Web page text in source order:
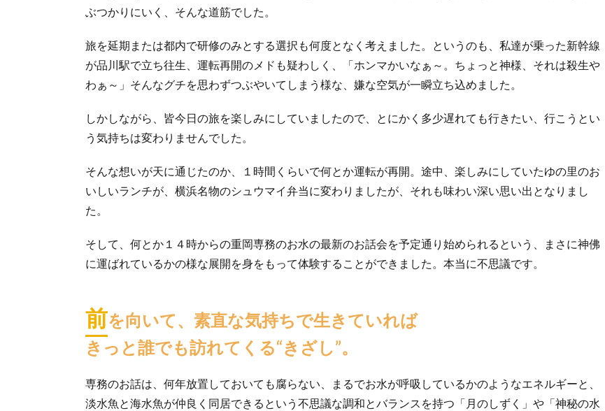
ぶつかりにいく、そんな道筋でした。
旅を延期または都内で研修のみとする選択も何度となく考えました。というのも、私達が乗った新幹線
が品川駅で立ち往生、運転再開のメドも疑わしく、「ホンマかいなぁ～。ちょっと神様、それは殺生や
わぁ～」そんなグチを思わずつぶやいてしまう様な、嫌な空気が一瞬立ち込めました。
しかしながら、皆今日の旅を楽しみにしていましたので、とにかく多少遅れても行きたい、行こうとい
う気持ちは変わりませんでした。
そんな想いが天に通じたのか、１時間くらいで何とか運転が再開。途中、楽しみにしていたゆの里のお
いしいランチが、横浜名物のシュウマイ弁当に変わりましたが、それも味わい深い思い出となりまし
た。
そして、何とか１４時からの重岡専務のお水の最新のお話会を予定通り始められるという、まさに神佛
に運ばれているかの様な展開を身をもって体験することができました。本当に不思議です。
前を向いて、素直な気持ちで生きていれば
きっと誰でも訪れてくる“きざし”。
専務のお話は、何年放置しておいても腐らない、まるでお水が呼吸しているかのようなエネルギーと、
淡水魚と海水魚が仲良く同居できるという不思議な調和とバランスを持つ「月のしずく」や「神秘の水